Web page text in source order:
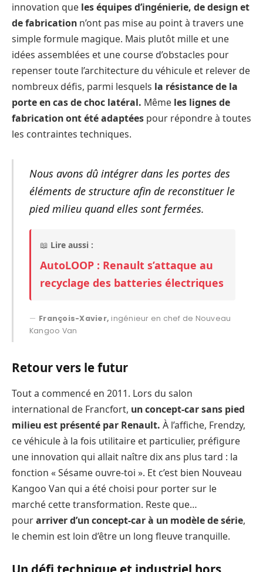
innovation que les équipes d’ingénierie, de design et
de fabrication n’ont pas mise au point à travers une
simple formule magique. Mais plutôt mille et une
idées assemblées et une course d’obstacles pour
repenser toute l’architecture du véhicule et relever de
nombreux défis, parmi lesquels la résistance de la
porte en cas de choc latéral. Même les lignes de
fabrication ont été adaptées pour répondre à toutes
les contraintes techniques.
Nous avons dû intégrer dans les portes des
éléments de structure afin de reconstituer le
pied milieu quand elles sont fermées.
📖 Lire aussi :
AutoLOOP : Renault s’attaque au
recyclage des batteries électriques
François-Xavier, ingénieur en chef de Nouveau
Kangoo Van
Retour vers le futur
Tout a commencé en 2011. Lors du salon
international de Francfort, un concept-car sans pied
milieu est présenté par Renault. À l’affiche, Frendzy,
ce véhicule à la fois utilitaire et particulier, préfigure
une innovation qui allait naître dix ans plus tard : la
fonction « Sésame ouvre-toi ». Et c’est bien Nouveau
Kangoo Van qui a été choisi pour porter sur le
marché cette transformation. Reste que…
pourarriver d’un concept-car à un modèle de série,
le chemin est loin d’être un long fleuve tranquille.